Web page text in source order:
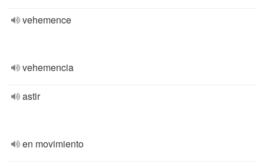
vehemence
vehemencia
astir
en movimiento